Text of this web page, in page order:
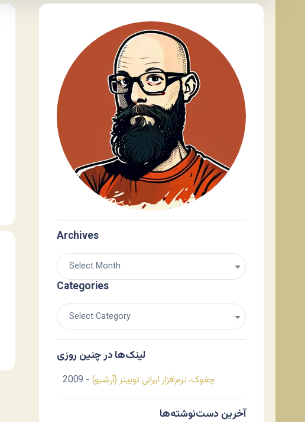
Archives
Categories
لینک‌ها در چنین روزی
چغوک، نرم‌افزار ایرانی توییتر (آرشیو) - 2009
آخرین دست‌نوشته‌ها